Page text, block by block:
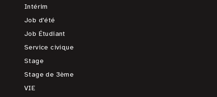
Intérim
Job d'été
Job Étudiant
Service civique
Stage
Stage de 3ème
VIE